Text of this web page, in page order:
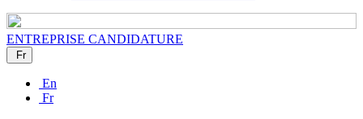
ENTREPRISE CANDIDATURE
Fr
En
Fr